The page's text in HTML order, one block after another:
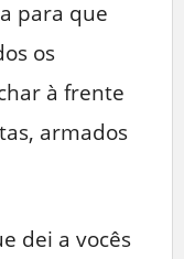
para que
os
à frente
armados
dei a vocês